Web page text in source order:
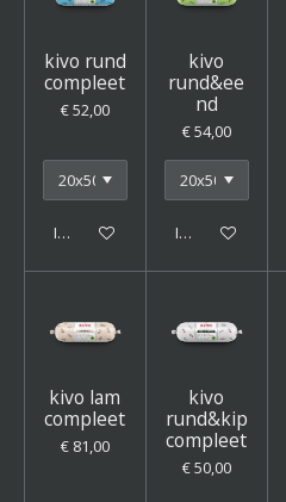
kivo rund
compleet
€ 52,00
In winkelwagen
kivo
rund&ee
nd
€ 54,00
In winkelwagen
kivo lam
compleet
€ 81,00
kivo
rund&kip
compleet
€ 50,00